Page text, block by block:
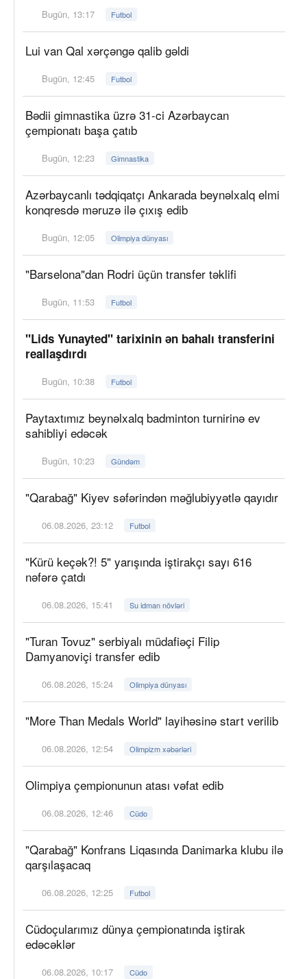
Bugün, 13:17 Futbol
Lui van Qal xərçəngə qalib gəldi
Bugün, 12:45 Futbol
Bədii gimnastika üzrə 31-ci Azərbaycan
çempionatı başa çatıb
Bugün, 12:23 Gimnastika
Azərbaycanlı tədqiqatçı Ankarada beynəlxalq elmi
konqresdə məruzə ilə çıxış edib
Bugün, 12:05 Olimpiya dünyası
"Barselona"dan Rodri üçün transfer təklifi
Bugün, 11:53 Futbol
"Lids Yunayted" tarixinin ən bahalı transferini
reallaşdırdı
Bugün, 10:38 Futbol
Paytaxtımız beynəlxalq badminton turnirinə ev
sahibliyi edəcək
Bugün, 10:23 Gündəm
"Qarabağ" Kiyev səfərindən məğlubiyyətlə qayıdır
06.08.2026, 23:12 Futbol
"Kürü keçək?! 5" yarışında iştirakçı sayı 616
nəfərə çatdı
06.08.2026, 15:41 Su idman növləri
"Turan Tovuz" serbiyalı müdafiəçi Filip
Damyanoviçi transfer edib
06.08.2026, 15:24 Olimpiya dünyası
"More Than Medals World" layihəsinə start verilib
06.08.2026, 12:54 Olimpizm xəbərləri
Olimpiya çempionunun atası vəfat edib
06.08.2026, 12:46 Cüdo
"Qarabağ" Konfrans Liqasında Danimarka klubu ilə
qarşılaşacaq
06.08.2026, 12:25 Futbol
Cüdoçularımız dünya çempionatında iştirak
edəcəklər
06.08.2026, 10:17 Cüdo